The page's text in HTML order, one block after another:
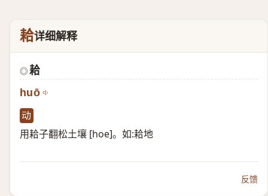
耠详细解释
◎ 耠
huō
动
用耠子翻松土壤 [hoe]。如:耠地
反馈